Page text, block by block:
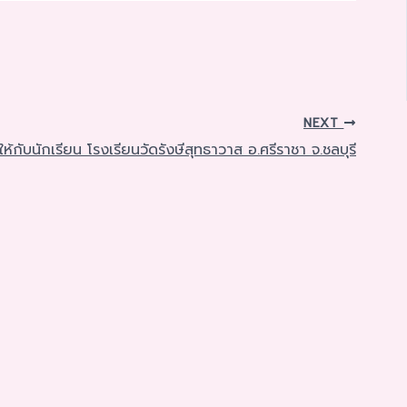
NEXT
บนักเรียน โรงเรียนวัดรังษีสุทธาวาส อ.ศรีราชา จ.ชลบุรี